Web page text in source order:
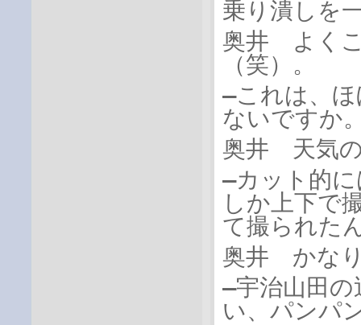
乗り潰しを
奥井 よく
（笑）。
―これは、
ないですか
奥井 天気
―カット的
しか上下で
て撮られた
奥井 かな
―宇治山田
い、パンパ